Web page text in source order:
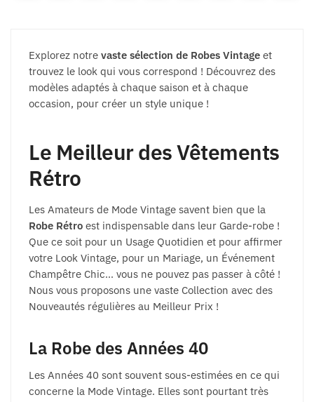
Explorez notre vaste sélection de Robes Vintage et
trouvez le look qui vous correspond ! Découvrez des
modèles adaptés à chaque saison et à chaque
occasion, pour créer un style unique !
Le Meilleur des Vêtements
Rétro
Les Amateurs de Mode Vintage savent bien que la
Robe Rétro est indispensable dans leur Garde-robe !
Que ce soit pour un Usage Quotidien et pour affirmer
votre Look Vintage, pour un Mariage, un Événement
Champêtre Chic… vous ne pouvez pas passer à côté !
Nous vous proposons une vaste Collection avec des
Nouveautés régulières au Meilleur Prix !
La Robe des Années 40
Les Années 40 sont souvent sous-estimées en ce qui
concerne la Mode Vintage. Elles sont pourtant très